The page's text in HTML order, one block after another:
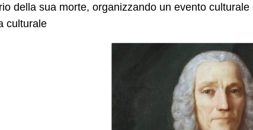
della sua morte, organizzando un evento
culturale